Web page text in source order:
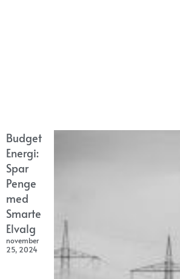
Budget
Energi:
Spar
Penge
med
Smarte
Elvalg
november
25, 2024